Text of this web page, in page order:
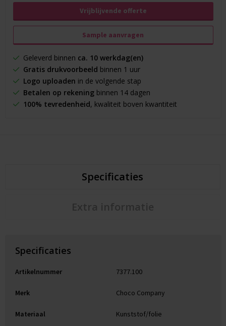
Vrijblijvende offerte
Sample aanvragen
Geleverd binnen ca. 10 werkdag(en)
Gratis drukvoorbeeld binnen 1 uur
Logo uploaden in de volgende stap
Betalen op rekeningbinnen 14 dagen
100% tevredenheid, kwaliteit boven kwantiteit
Specificaties
Specificaties
Artikelnummer 7377.100
Merk Choco Company
Materiaal Kunststof/folie